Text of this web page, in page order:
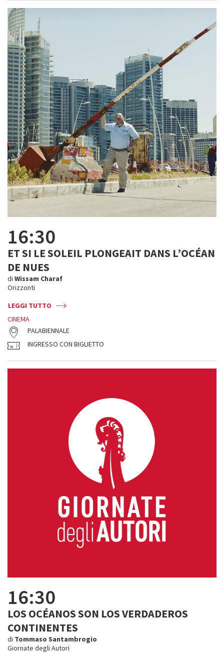
16:30
ET SI LE SOLEIL PLONGEAIT DANS L’OCÉAN
DE NUES
di Wissam Charaf
Orizzonti
LEGGI TUTTO
CINEMA
PALABIENNALE
INGRESSO CON BIGLIETTO
16:30
LOS OCÉANOS SON LOS VERDADEROS
CONTINENTES
di Tommaso Santambrogio
Giornate degli Autori